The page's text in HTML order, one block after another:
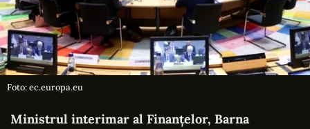
Foto: ec.europa.eu
Ministrul interimar al Finanțelor, Barna